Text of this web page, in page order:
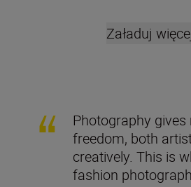
Załaduj
Photography gives
freedom, both
creatively. This is
fashion